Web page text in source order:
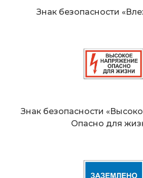
Знак безопасности
Знак безопасности
Опасно для